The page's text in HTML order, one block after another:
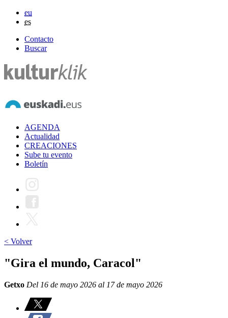
eu
es
Contacto
Buscar
AGENDA
Actualidad
CREACIONES
Sube tu evento
Boletín
< Volver
"Gira el mundo, Caracol"
Getxo Del 16 de mayo 2026 al 17 de mayo 2026